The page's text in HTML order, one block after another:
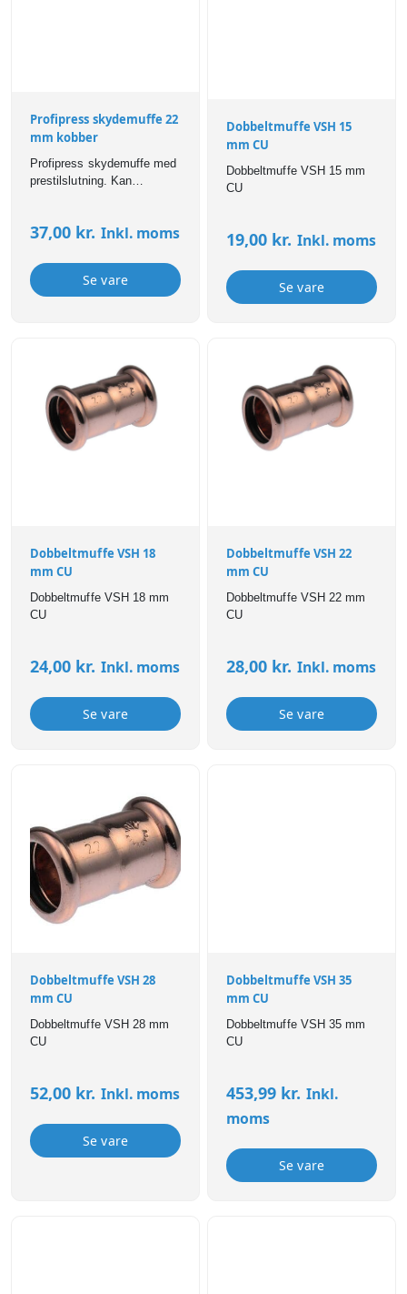
Profipress skydemuffe 22
mm kobber
Profipress skydemuffe med
prestilslutning. Kan
køleinstallationer. Profipress
Contur som sikrer, at
samlinger er synligt utætte
37,00 kr. Inkl. moms
Se vare
Dobbeltmuffe VSH 15
mm CU
Dobbeltmuffe VSH 15 mm
CU
19,00 kr. Inkl. moms
Se vare
Dobbeltmuffe VSH 18
mm CU
Dobbeltmuffe VSH 18 mm
CU
24,00 kr. Inkl. moms
Se vare
Dobbeltmuffe VSH 22
mm CU
Dobbeltmuffe VSH 22 mm
CU
28,00 kr. Inkl. moms
Se vare
Dobbeltmuffe VSH 28
mm CU
Dobbeltmuffe VSH 28 mm
CU
52,00 kr. Inkl. moms
Se vare
Dobbeltmuffe VSH 35
mm CU
Dobbeltmuffe VSH 35 mm
CU
453,99 kr. Inkl.
moms
Se vare